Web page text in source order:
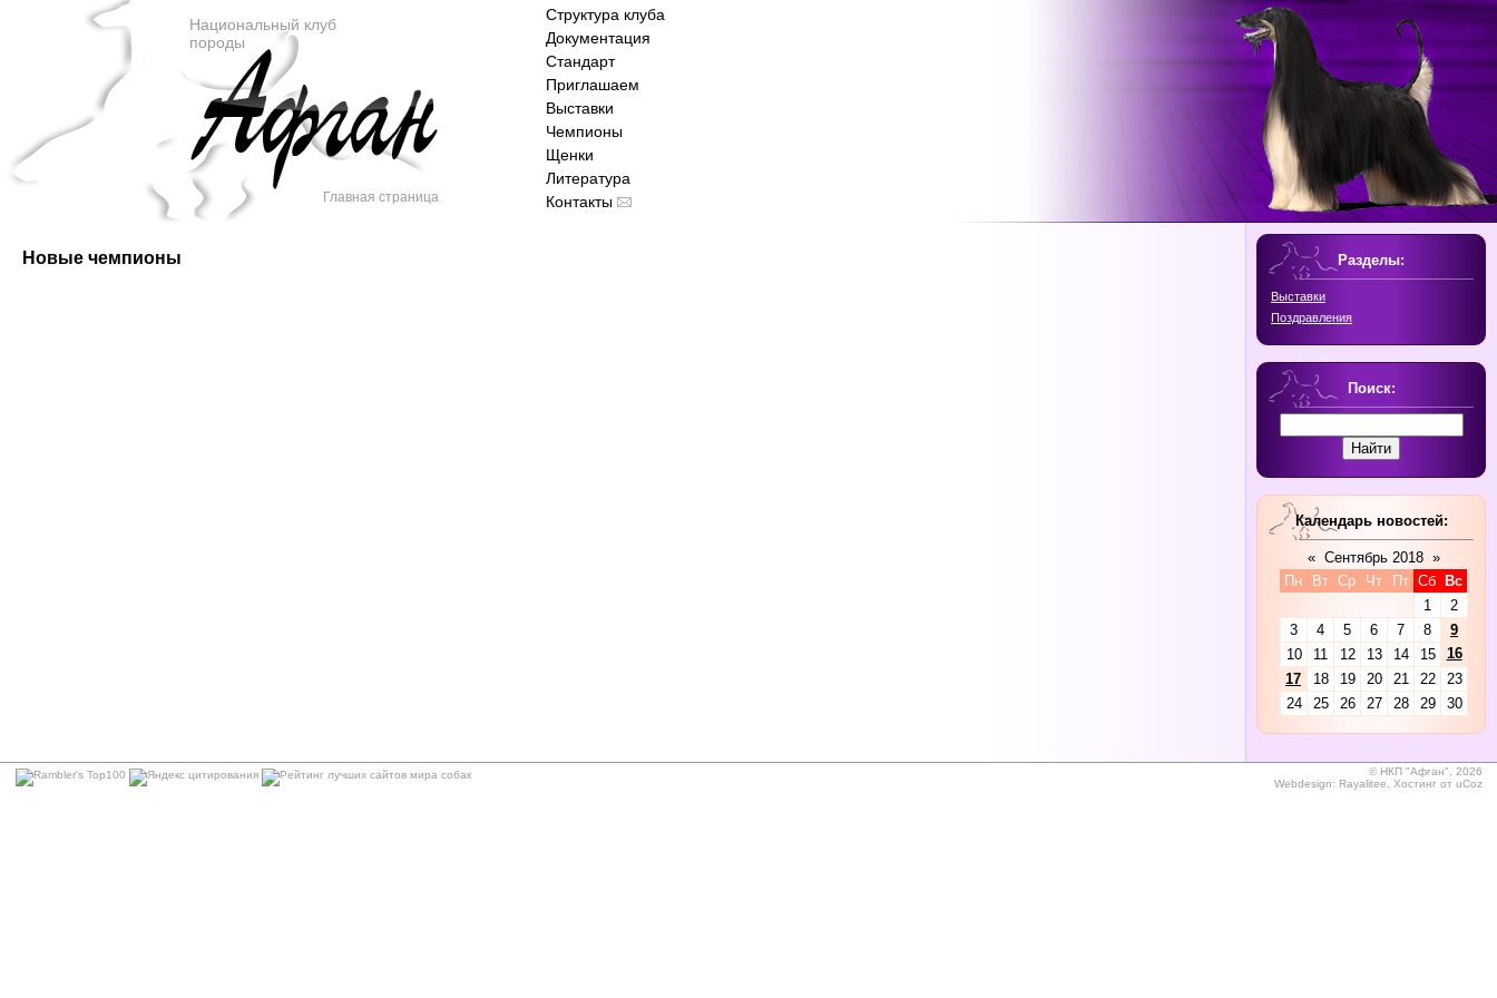
Национальный клуб
породы
Главная страница
Структура клуба
Документация
Стандарт
Приглашаем
Выставки
Чемпионы
Щенки
Литература
Контакты
Новые чемпионы Разделы:
Выставки
Поздравления
Поиск:
Календарь новостей:
« Сентябрь 2018 »
Пн
Вт Ср Чт Пт Сб
Вс
1
2
3
4 5 6 7 8
9
10
11 12 13 14 15
16
17
18 19 20 21 22
23
24
25 26 27 28 29 30
©НКП "Афган", 2026
Webdesign: Rayalitee Хостинг от uCoz